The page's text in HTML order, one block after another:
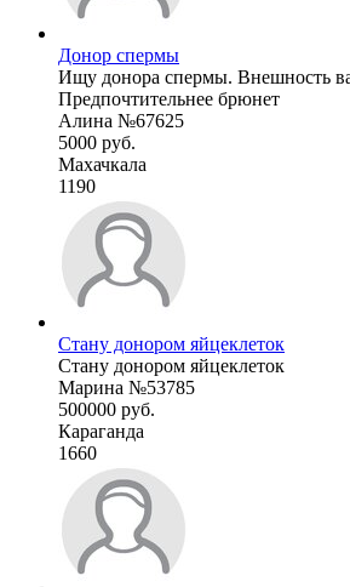
Донор спермы
Ищу донора спермы. Внешность
Предпочтительнее брюнет
Алина №67625
5000 руб.
Махачкала
1190
Стану донором яйцеклеток
Стану донором яйцеклеток
Марина №53785
500000 руб.
Караганда
1660